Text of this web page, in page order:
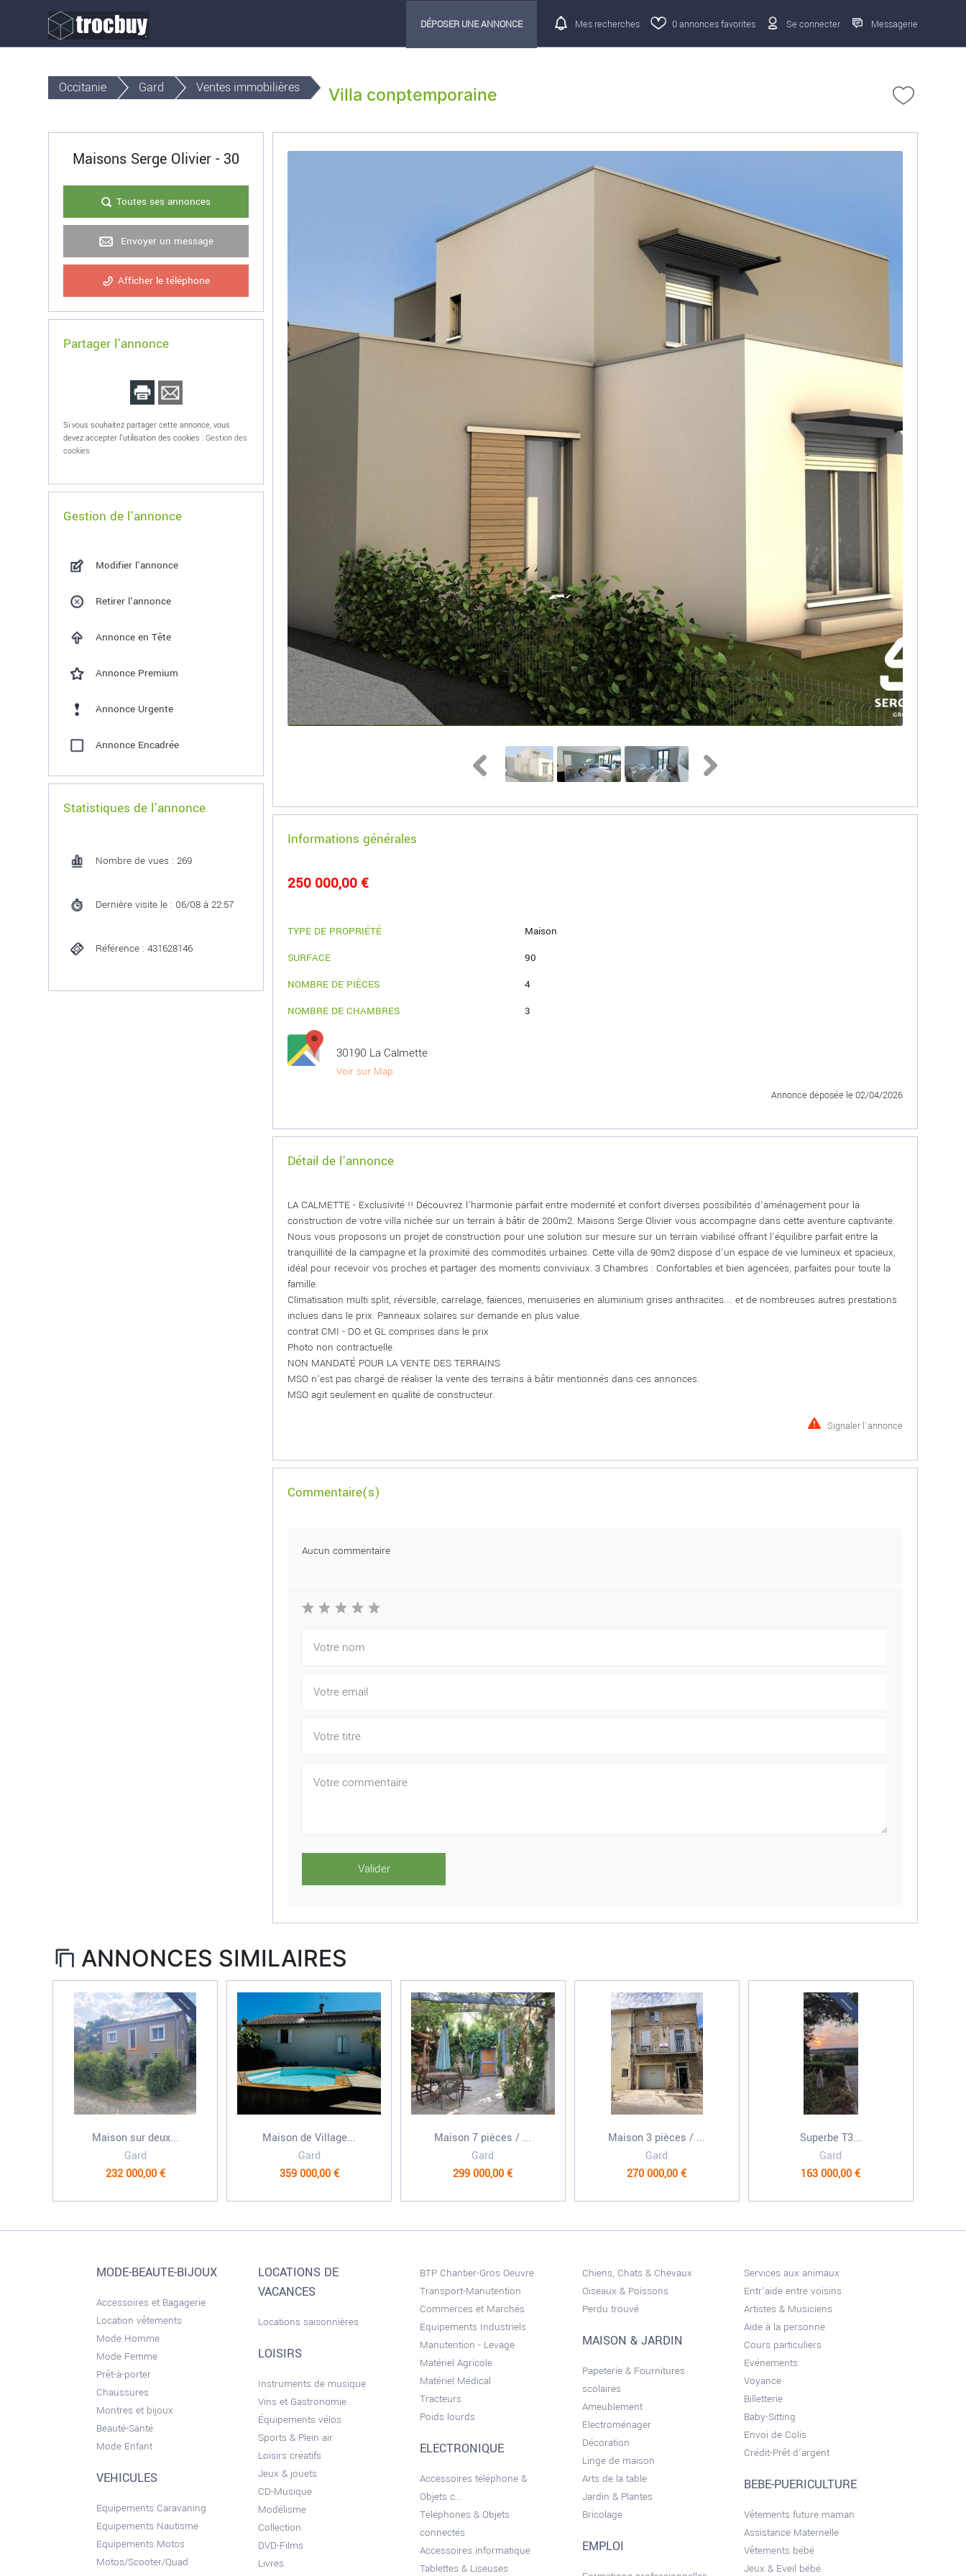
DÉPOSER UNE ANNONCE Mes recherches 0annonces favorites Se connecter Messagerie
Occitanie Gard Ventes immobilières Villa conptemporaine
Maisons Serge Olivier - 30
Toutes ses annonces
Envoyer un message
Afficher le téléphone
Partager l'annonce
Si vous souhaitez partager cette annonce, vous
devez accepter l'utilisation des cookies :Gestion des
cookies
Gestion de l'annonce
Modifier l'annonce
Retirer l'annonce
Annonce en Tête
Annonce Premium
Annonce Urgente
Annonce Encadrée
Statistiques de l'annonce
Nombre de vues : 269
Dernière visite le : 06/08 à 22:57
Référence : 431628146
Informations générales
250 000,00 €
TYPE DE PROPRIÉTÉ
Maison
SURFACE
90
NOMBRE DE PIÈCES
4
NOMBRE DE CHAMBRES
3
30190 La Calmette
Voir sur Map
Annonce déposée le 02/04/2026
Détail de l'annonce
LA CALMETTE - Exclusivité !! Découvrez l'harmonie parfait entre modernité et confort diverses possibilités d'aménagement pour la
construction de votre villa nichée sur un terrain à bâtir de 200m2. Maisons Serge Olivier vous accompagne dans cette aventure captivante.
Nous vous proposons un projet de construction pour une solution sur mesure sur un terrain viabilisé offrant l'équilibre parfait entre la
tranquillité de la campagne et la proximité des commodités urbaines. Cette villa de 90m2 dispose d'un espace de vie lumineux et spacieux,
idéal pour recevoir vos proches et partager des moments conviviaux. 3 Chambres : Confortables et bien agencées, parfaites pour toute la
famille.
Climatisation multi split, réversible, carrelage, faïences, menuiseries en aluminium grises anthracites.... et de nombreuses autres prestations
inclues dans le prix. Panneaux solaires sur demande en plus value.
contrat CMI - DO et GL comprises dans le prix
Photo non contractuelle.
NON MANDATÉ POUR LA VENTE DES TERRAINS
MSO n'est pas chargé de réaliser la vente des terrains à bâtir mentionnés dans ces annonces.
MSO agit seulement en qualité de constructeur.
Signaler l'annonce
Commentaire(s)
Aucun commentaire
ANNONCES SIMILAIRES
Maison sur deux...
Gard
232 000,00 €
Maison de Village...
Gard
359 000,00 €
Maison 7 pièces / ...
Gard
299 000,00 €
Maison 3 pièces / ...
Gard
270 000,00 €
Superbe T3...
Gard
163 000,00 €
MODE-BEAUTE-BIJOUX
Accessoires et Bagagerie
Location vêtements
Mode Homme
Mode Femme
Prêt-à-porter
Chaussures
Montres et bijoux
Beauté-Santé
Mode Enfant
VEHICULES
Equipements Caravaning
Equipements Nautisme
Equipements Motos
Motos/Scooter/Quad
LOCATIONS DE
VACANCES
Locations saisonnières
LOISIRS
Instruments de musique
Vins et Gastronomie
Équipements vélos
Sports & Plein air
Loisirs créatifs
Jeux & jouets
CD-Musique
Modélisme
Collection
DVD-Films
Livres
BTP Chantier-Gros Oeuvre
Transport-Manutention
Commerces et Marchés
Equipements Industriels
Manutention - Levage
Matériel Agricole
Matériel Médical
Tracteurs
Poids lourds
ELECTRONIQUE
Accessoires téléphone &
Objets c...
Téléphones & Objets
connectés
Accessoires informatique
Tablettes & Liseuses
Chiens, Chats & Chevaux
Oiseaux & Poissons
Perdu trouvé
MAISON & JARDIN
Papeterie & Fournitures
scolaires
Ameublement
Electroménager
Décoration
Linge de maison
Arts de la table
Jardin & Plantes
Bricolage
EMPLOI
Services aux animaux
Entr'aide entre voisins
Artistes & Musiciens
Aide à la personne
Cours particuliers
Evénements
Voyance
Billetterie
Baby-Sitting
Envoi de Colis
Crédit-Prêt d'argent
BEBE-PUERICULTURE
Vêtements future maman
Assistance Maternelle
Vêtements bébé
Jeux & Eveil bébé